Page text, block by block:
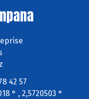
42 57
° , 2,5720503 °